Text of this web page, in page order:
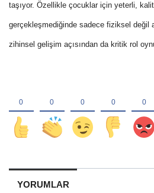
taşıyor. Özellikle çocuklar için yeterli,
gerçekleşmediğinde sadece fiziksel değil
zihinsel gelişim açısından da kritik rol
YORUMLAR